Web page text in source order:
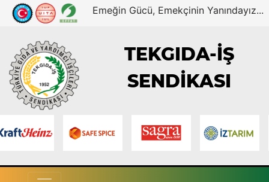
Emeğin Gücü, Emekçinin Yanındayız...
TEKGIDA-İŞ
SENDİKASI